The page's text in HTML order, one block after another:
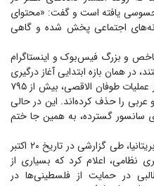
یافته است و گفت: «محتوای
اجتماعی پخش شده و گاهی
و بزرگ فیس‌بوک و اینستاگرام
همان بازه ابتدایی آغاز درگیری
اعلام کردند که طی سه روز نخست آغاز عملیات طوفان الاقصی، بیش از ۷۹۵
را حذف کرده‌اند. این در حالی
سانسور گسترده، به همین جا ختم
وبگاه بی بی سی، رسانه خبری دولتی بریتانیا، طی گزارشی در تاریخ ۲۰ اکتبر
درگیری نظامی، اعلام کرد که بسیاری از
در حمایت از فلسطینی‌ها در